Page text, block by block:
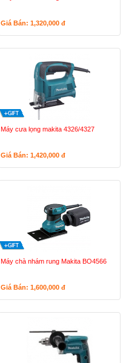
Giá Bán: 1,320,000 đ
Máy cưa lọng makita 4326/4327
Giá Bán: 1,420,000 đ
Máy chà nhám rung Makita BO4566
Giá Bán: 1,600,000 đ